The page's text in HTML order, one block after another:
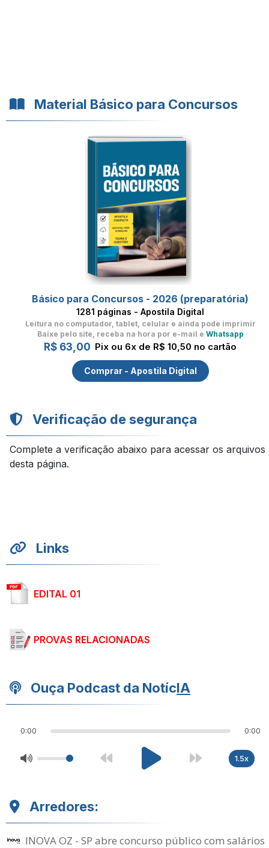
Material Básico para Concursos
Básico para Concursos - 2026 (preparatória)
1281 páginas - Apostila Digital
Leitura no computador, tablet, celular e ainda pode imprimir
Baixe pelo site, receba na hora por e-mail e Whatsapp
R$ 63,00 Pix ou 6x de R$ 10,50 no cartão
Comprar - Apostila Digital
Verificação de segurança
Complete a verificação abaixo para acessar os arquivos
desta página.
Links
EDITAL 01
PROVAS RELACIONADAS
Ouça Podcast da NotícIA
0:00 0:00
1.5x
Arredores:
INOVA OZ - SP abre concurso público com salários